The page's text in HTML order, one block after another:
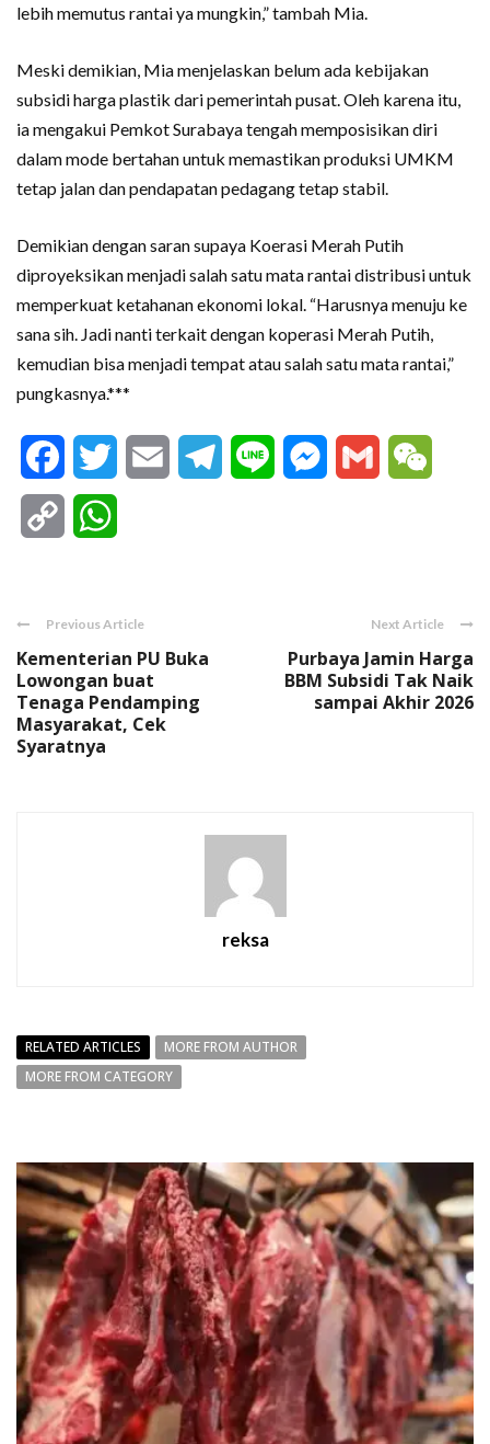
lebih memutus rantai ya mungkin,” tambah Mia.
Meski demikian, Mia menjelaskan belum ada kebijakan
subsidi harga plastik dari pemerintah pusat. Oleh karena itu,
ia mengakui Pemkot Surabaya tengah memposisikan diri
dalam mode bertahan untuk memastikan produksi UMKM
tetap jalan dan pendapatan pedagang tetap stabil.
Demikian dengan saran supaya Koerasi Merah Putih
diproyeksikan menjadi salah satu mata rantai distribusi untuk
memperkuat ketahanan ekonomi lokal. “Harusnya menuju ke
sana sih. Jadi nanti terkait dengan koperasi Merah Putih,
kemudian bisa menjadi tempat atau salah satu mata rantai,”
pungkasnya.***
FacebookTwitter Email Telegram
Line Messenger
Gmail
Copy
Previous Article
Kementerian PU Buka
Lowongan buat
Tenaga Pendamping
Masyarakat, Cek
Syaratnya
Next Article
Purbaya Jamin Harga
BBM Subsidi Tak Naik
sampai Akhir 2026
reksa
RELATED ARTICLES
MORE FROM AUTHOR
MORE FROM CATEGORY